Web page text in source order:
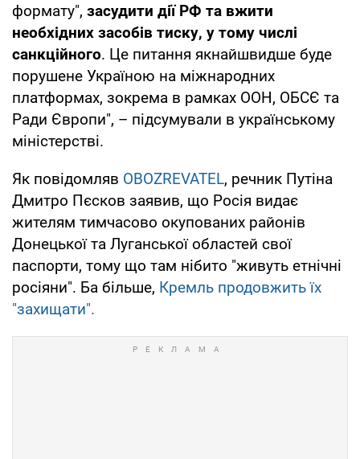
формату", засудити дії РФ та вжити
необхідних засобів тиску, у тому числі
санкційного. Це питання якнайшвидше буде
порушене Україною на міжнародних
платформах, зокрема в рамках ООН, ОБСЄ та
Ради Європи", – підсумували в українському
міністерстві.
Як повідомляв OBOZREVATEL, речник Путіна
Дмитро Пєсков заявив, що Росія видає
жителям тимчасово окупованих районів
Донецької та Луганської областей свої
паспорти, тому що там нібито "живуть етнічні
росіяни". Ба більше, Кремль продовжить їх
"захищати".